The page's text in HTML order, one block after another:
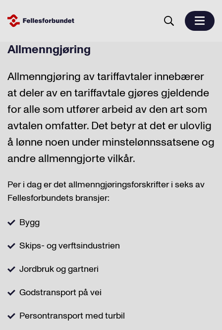
Allmenngjøring
Allmenngjøring av tariffavtaler innebærer
at deler av en tariffavtale gjøres gjeldende
for alle som utfører arbeid av den art som
avtalen omfatter. Det betyr at det er ulovlig
å lønne noen under minstelønnssatsene og
andre allmenngjorte vilkår.
Per i dag er det allmenngjøringsforskrifter i seks av
Fellesforbundets bransjer:
Bygg
Skips- og verftsindustrien
Jordbruk og gartneri
Godstransport på vei
Persontransport med turbil